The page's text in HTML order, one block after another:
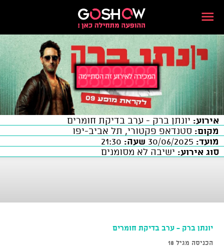
אירוע: יונתן ברק - ערב בדיקת חומרים
מקום: סטנדאפ פקטורי, תל אביב-יפו
מועד:
שעה:
סוג אירוע: ישיבה לא מסומנים
יונתן ברק - ערב בדיקת חומרים
הכניסה מגיל 18